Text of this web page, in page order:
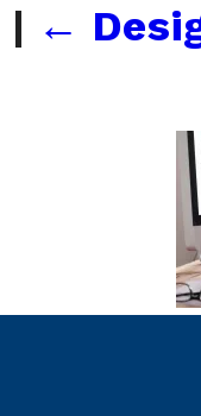
| ←